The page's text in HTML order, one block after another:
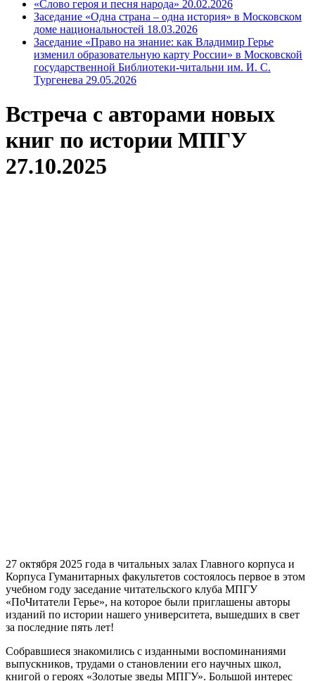
«Слово героя и песня народа» 20.02.2026
Заседание «Одна страна – одна история» в Московском
доме национальностей 18.03.2026
Заседание «Право на знание: как Владимир Герье
изменил образовательную карту России» в Московской
государственной Библиотеки-читальни им. И. С.
Тургенева 29.05.2026
Встреча с авторами новых
книг по истории МПГУ
27.10.2025
27 октября 2025 года в читальных залах Главного корпуса и
Корпуса Гуманитарных факультетов состоялось первое в этом
учебном году заседание читательского клуба МПГУ
«ПоЧитатели Герье», на которое были приглашены авторы
изданий по истории нашего университета, вышедших в свет
за последние пять лет!
Собравшиеся знакомились с изданными воспоминаниями
выпускников, трудами о становлении его научных школ,
книгой о героях «Золотые зведы МПГУ». Большой интерес